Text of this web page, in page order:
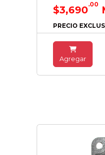
$3,690.00
PRECIO
Agregar